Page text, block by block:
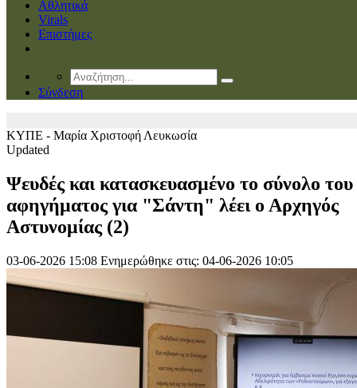
Αθλητικά
Virals
Επιστήμες
Σύνδεση
ΚΥΠΕ - Μαρία Χριστοφή Λευκωσία
Updated
Ψευδές και κατασκευασμένο το σύνολο του
αφηγήματος για "Σάντη" λέει ο Αρχηγός
Αστυνομίας (2)
03-06-2026 15:08 Ενημερώθηκε στις: 04-06-2026 10:05